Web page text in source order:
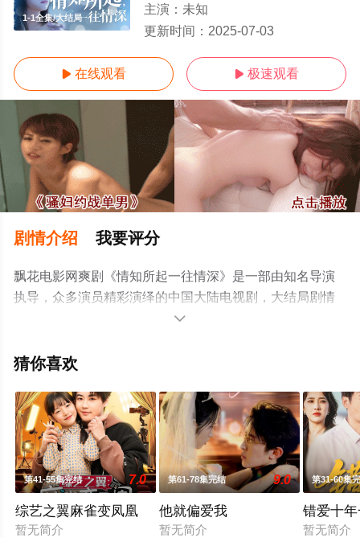
1-1全集/大结局
主演： 未知
更新时间： 2025-07-03
 在线观看  极速观看
剧情介绍 我要评分
飘花电影网爽剧《情知所起一往情深》是一部由知名导演
执导，众多演员精彩演绎的中国大陆电视剧，大结局剧情
已揭晓（1-1全集），手机免费观看高清无删减完整版电视
剧、电视猫或剧情网等平台了解。

猜你喜欢
第41-55集完结 7.0
综艺之翼麻雀变凤凰
暂无简介
第61-78集完结 9.0
他就偏爱我
暂无简介
第31-60集
错爱十
暂无简介